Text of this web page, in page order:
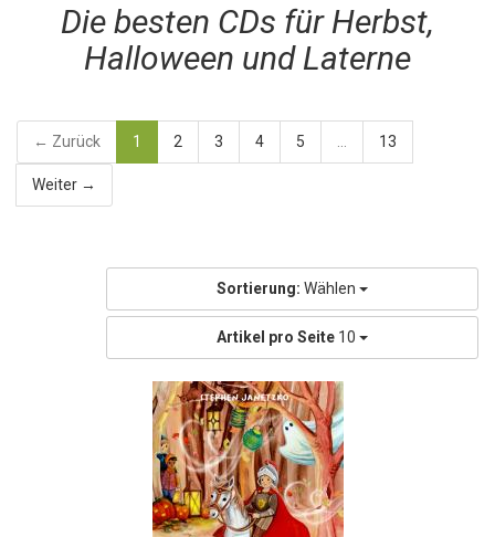
Die besten CDs für Herbst,
Halloween und Laterne
← Zurück 1 2 3 4 5 13
Weiter →
Sortierung: Wählen
Artikel pro Seite 10